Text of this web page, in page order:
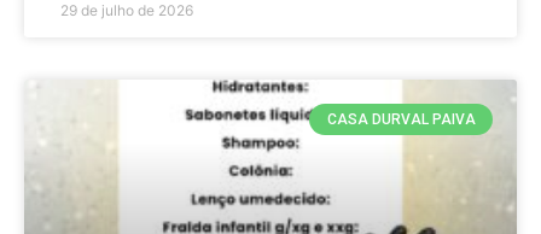
29 de julho de 2026
CASA DURVAL PAIVA